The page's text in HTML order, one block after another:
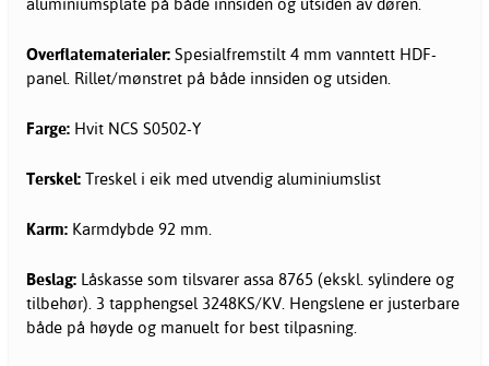
aluminiumsplate på både innsiden og utsiden av døren.
Overflatematerialer: Spesialfremstilt 4 mm vanntett HDF-
panel. Rillet/mønstret på både innsiden og utsiden.
Farge: Hvit NCS S0502-Y
Terskel: Treskel i eik med utvendig aluminiumslist
Karm: Karmdybde 92 mm.
Beslag: Låskasse som tilsvarer assa 8765 (ekskl. sylindere og
tilbehør). 3 tapphengsel 3248KS/KV. Hengslene er justerbare
både på høyde og manuelt for best tilpasning.